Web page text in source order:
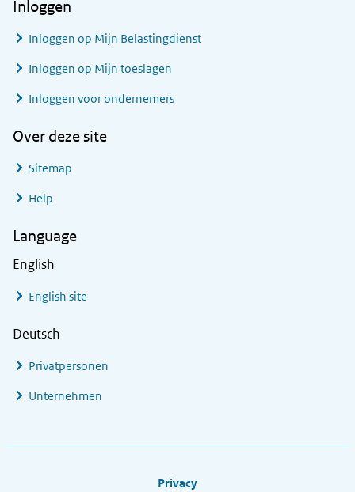
Inloggen
Inloggen op Mijn Belastingdienst
Inloggen op Mijn toeslagen
Inloggen voor ondernemers
Over deze site
Sitemap
Help
Language
English
English site
Deutsch
Privatpersonen
Unternehmen
Privacy